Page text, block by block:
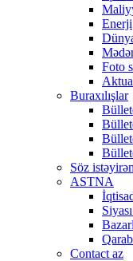
Enerji
Foto
Buraxılışlar
Söz
ASTNA
Contact az